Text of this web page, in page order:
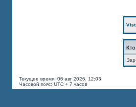
Текущее время: 06 авг 2026, 12:03
Часовой пояс: UTC + 7 часов